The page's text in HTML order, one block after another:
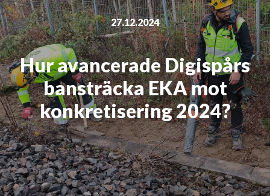
27.12.2024
Hur avancerade Digispårs
bansträcka EKA mot
konkretisering 2024?